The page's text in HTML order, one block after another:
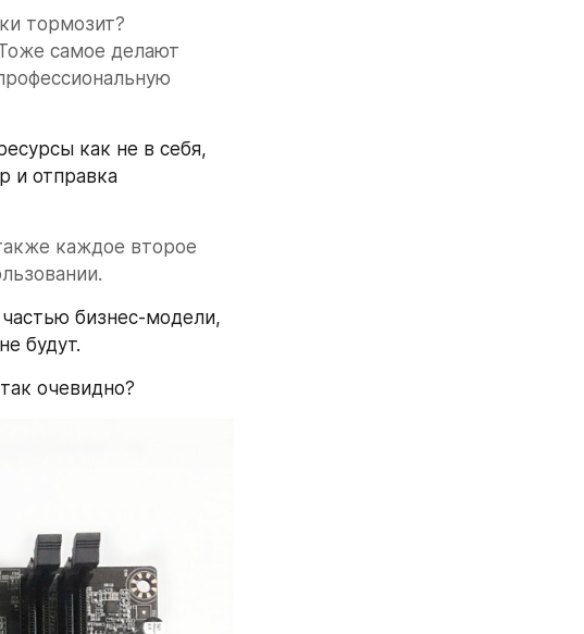
тормозит?
самое делают
как не в себя,
и отправка
каждое второе
бизнес-модели,
будут.
очевидно?